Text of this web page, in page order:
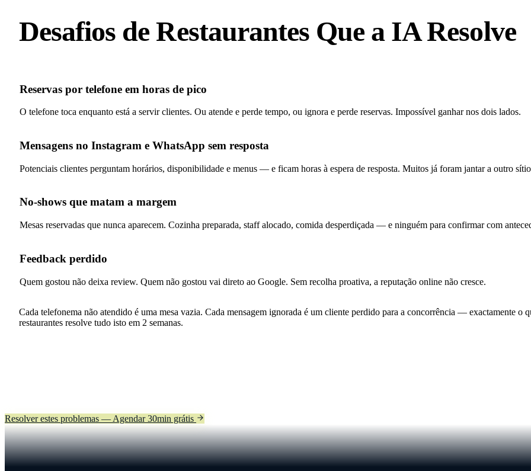
Desafios deRestaurantesQue a IA Resolve
Reservas por telefone em horas de pico
O telefone toca enquanto está a servir clientes. Ou atende e perde tempo, ou ignora e perde reservas. Impossível ganhar nos dois lados.
Mensagens no Instagram e WhatsApp sem resposta
Potenciais clientes perguntam horários, disponibilidade e menus — e ficam horas à espera de resposta. Muitos já foram jantar a outro
No-shows que matam a margem
Mesas reservadas que nunca aparecem. Cozinha preparada, staff alocado, comida desperdiçada — e ninguém para confirmar com
Feedback perdido
Quem gostou não deixa review. Quem não gostou vai direto ao Google. Sem recolha proativa, a reputação online não cresce.
Cada telefonema não atendido é uma mesa vazia. Cada mensagem ignorada é um cliente perdido para a concorrência — exactamente o
restaurantes resolve tudo isto em 2 semanas.
Resolver estes problemas — Agendar 30min grátis